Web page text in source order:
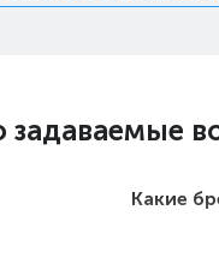
задаваемые
Какие